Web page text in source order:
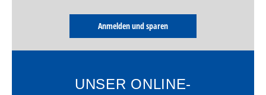
Anmelden und sparen
UNSER ONLINE-